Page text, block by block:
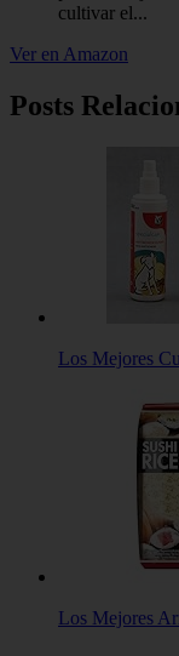
cultivar el...
Ver en Amazon
Posts
Los Mejores
Los Mejores